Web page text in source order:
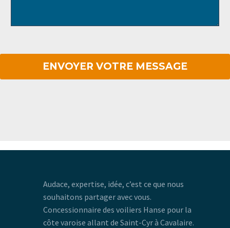
Audace, expertise, idée, c’est ce que nous
souhaitons partager avec vous.
Concessionnaire des voiliers Hanse pour la
côte varoise allant de Saint-Cyr à Cavalaire.